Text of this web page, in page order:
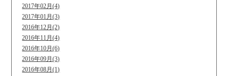
2017年02月(4)
2017年01月(3)
2016年12月(2)
2016年11月(4)
2016年10月(6)
2016年09月(3)
2016年08月(1)